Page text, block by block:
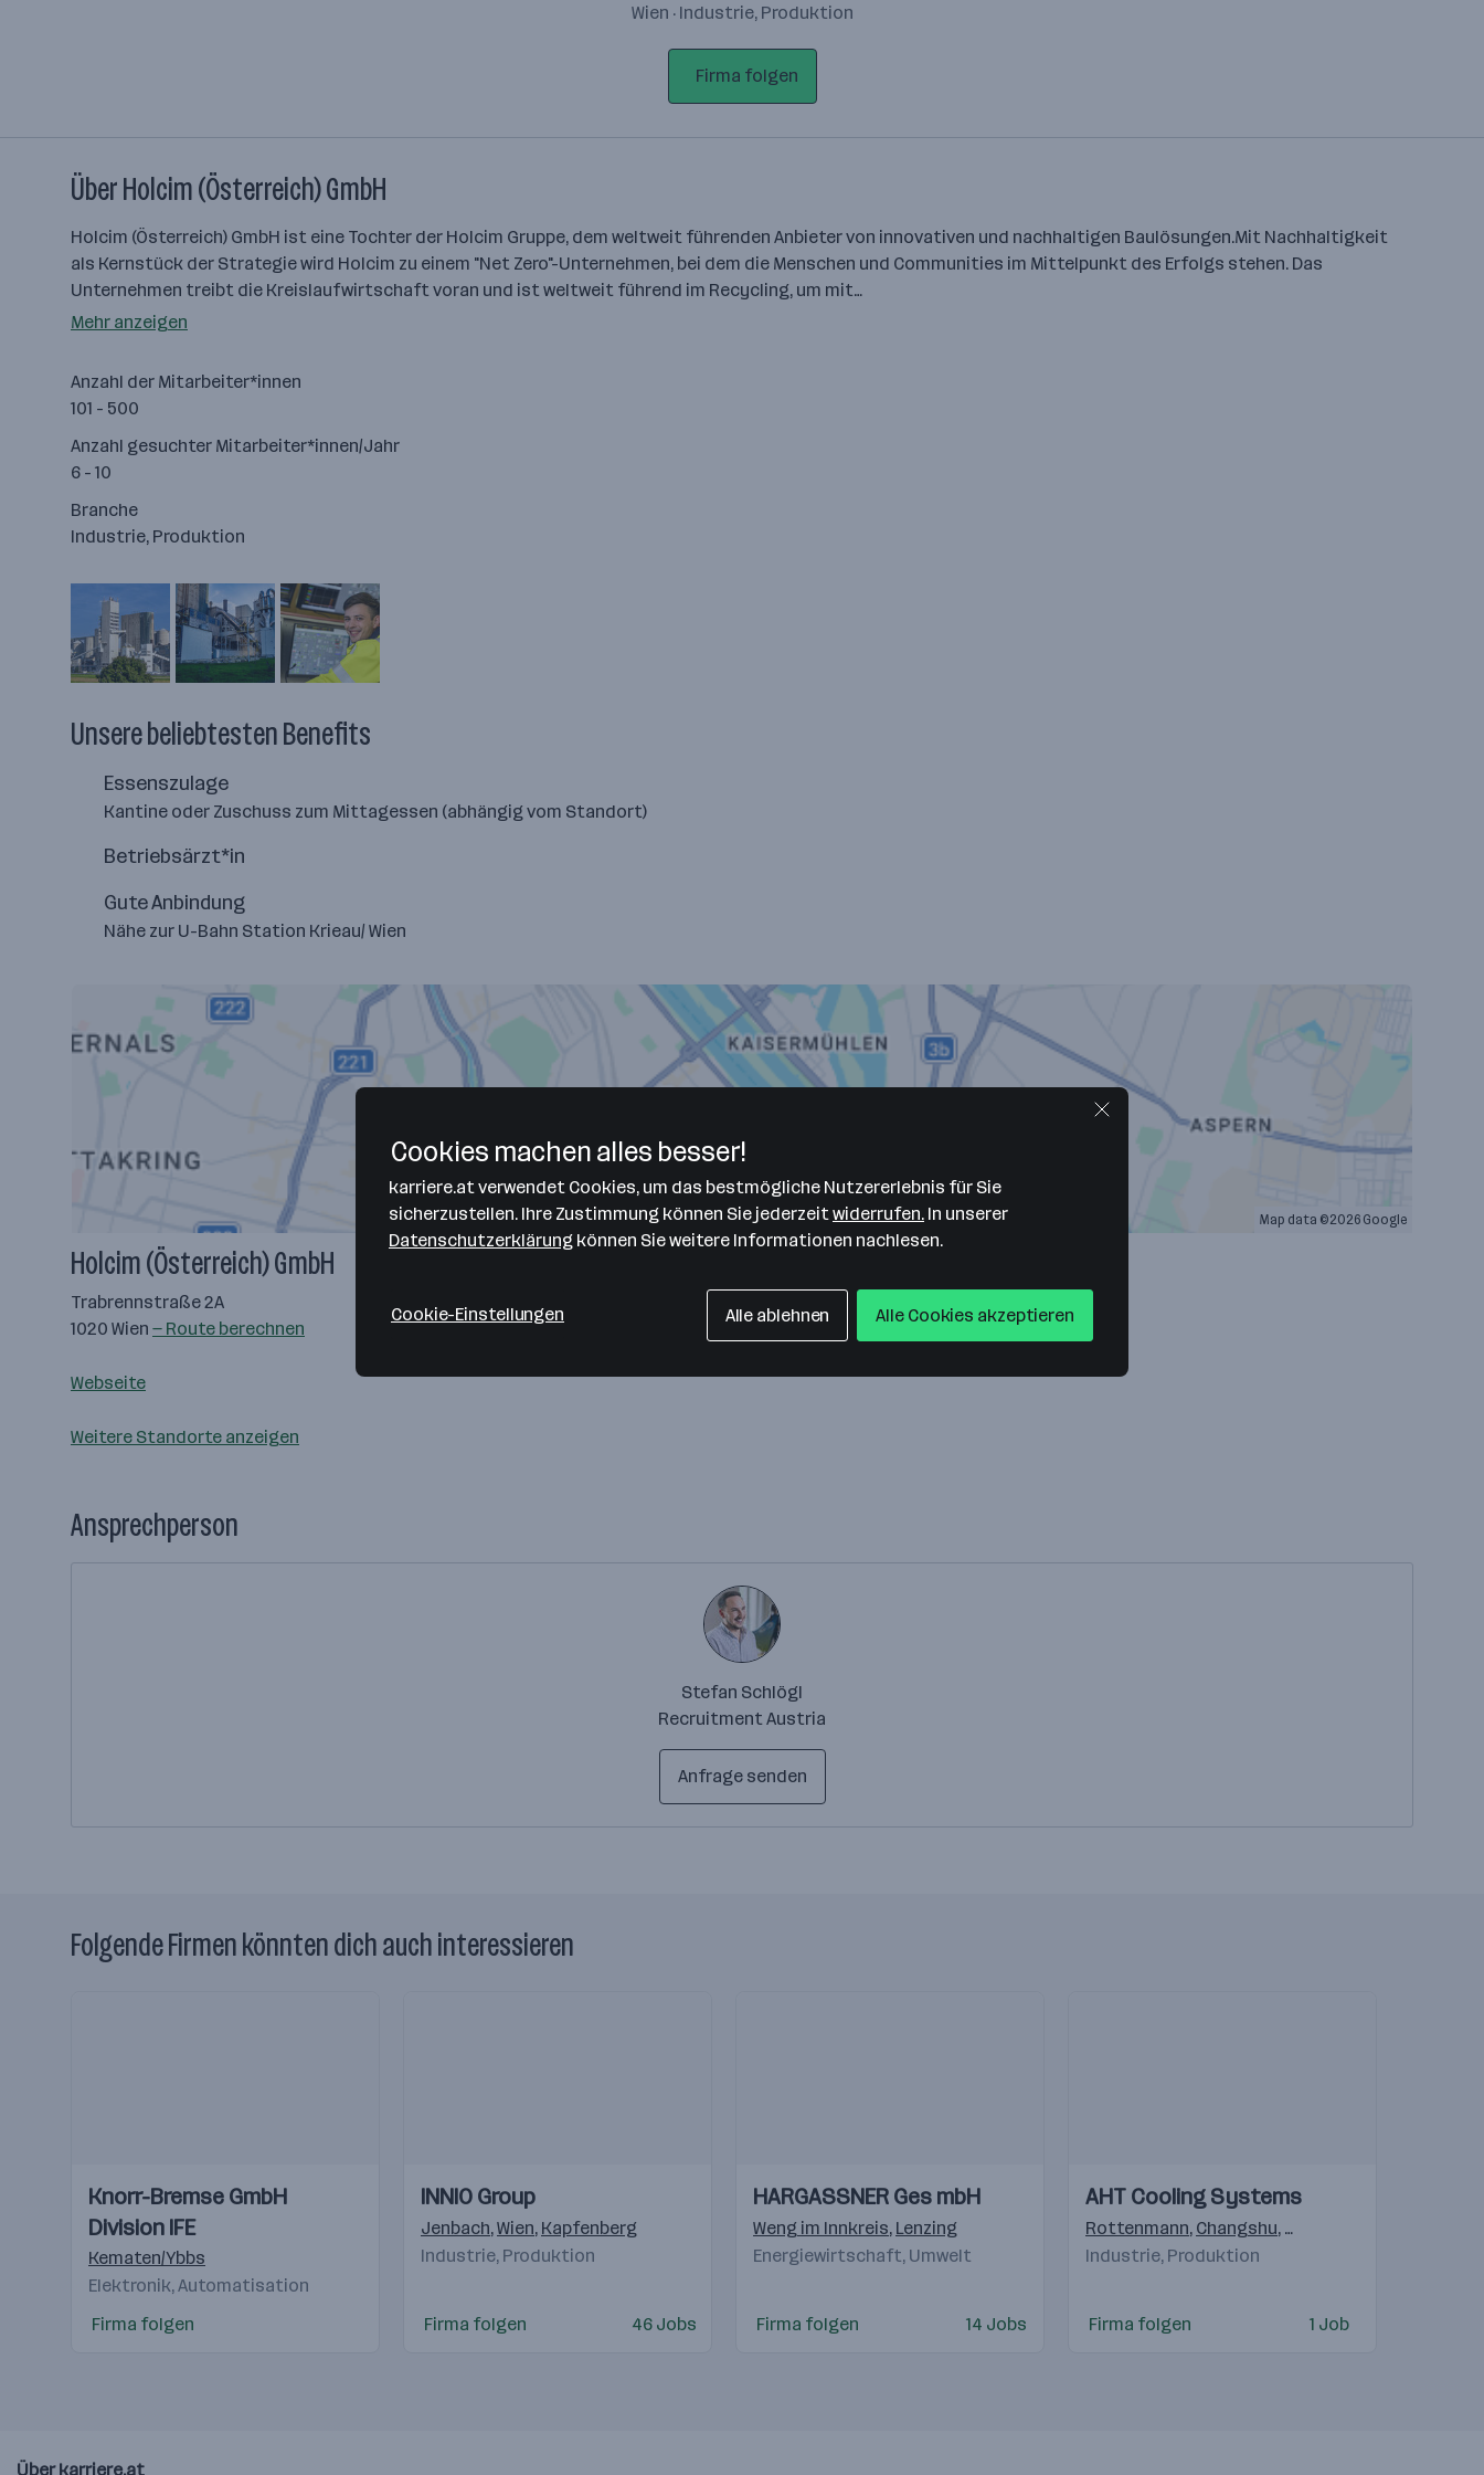
Wien · Industrie, Produktion
Firma folgen
Über Holcim (Österreich) GmbH
Holcim (Österreich) GmbH ist eine Tochter der Holcim Gruppe, dem weltweit führenden Anbieter von innovativen und nachhaltigen Baulösungen.Mit Nachhaltigkeit
als Kernstück der Strategie wird Holcim zu einem "Net Zero"-Unternehmen, bei dem die Menschen und Communities im Mittelpunkt des Erfolgs stehen. Das
Unternehmen treibt die Kreislaufwirtschaft voran und ist weltweit führend im Recycling, um mit…
Mehr anzeigen
Anzahl der Mitarbeiter*innen
101 - 500
Anzahl gesuchter Mitarbeiter*innen/Jahr
6 - 10
Branche
Industrie, Produktion
Unsere beliebtesten Benefits
Essenszulage
Kantine oder Zuschuss zum Mittagessen (abhängig vom Standort)
Betriebsärzt*in
Gute Anbindung
Nähe zur U-Bahn Station Krieau/ Wien
Map data ©2026 Google
Holcim (Österreich) GmbH
Trabrennstraße 2A
1020 Wien — Route berechnen
Webseite
Weitere Standorte anzeigen
Ansprechperson
Stefan Schlögl
Recruitment Austria
Anfrage senden
Folgende Firmen könnten dich auch interessieren
Videos
Einblicke
Einblicke
Knorr-Bremse GmbH
Division IFE
Kematen/Ybbs
Elektronik, Automatisation
Firma folgen
Videos
Einblicke
Einblicke
INNIO Group
Jenbach,Wien, Kapfenberg
Industrie, Produktion
Firma folgen 46 Jobs
Videos
Einblicke
Einblicke
HARGASSNER Ges mbH
Weng im Innkreis, Lenzing
Energiewirtschaft, Umwelt
Firma folgen 14 Jobs
Videos
Einblicke
Einblicke
AHT Cooling Systems
Rottenmann, Changshu, Navegantes - SC Brasil
Industrie, Produktion
Firma folgen 1 Job
Über karriere.at
Cookies machen alles besser!
karriere.at verwendet Cookies, um das bestmögliche Nutzererlebnis für Sie
sicherzustellen. Ihre Zustimmung können Sie jederzeit widerrufen. In unserer
Datenschutzerklärung können Sie weitere Informationen nachlesen.
Cookie-Einstellungen Alle ablehnen Alle Cookies akzeptieren